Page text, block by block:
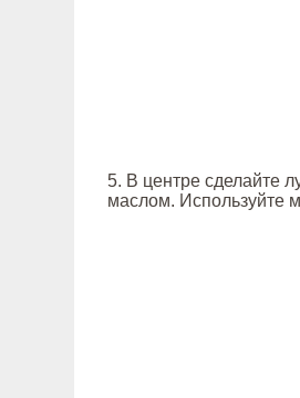
5. В центре сделайте
маслом. Используйте